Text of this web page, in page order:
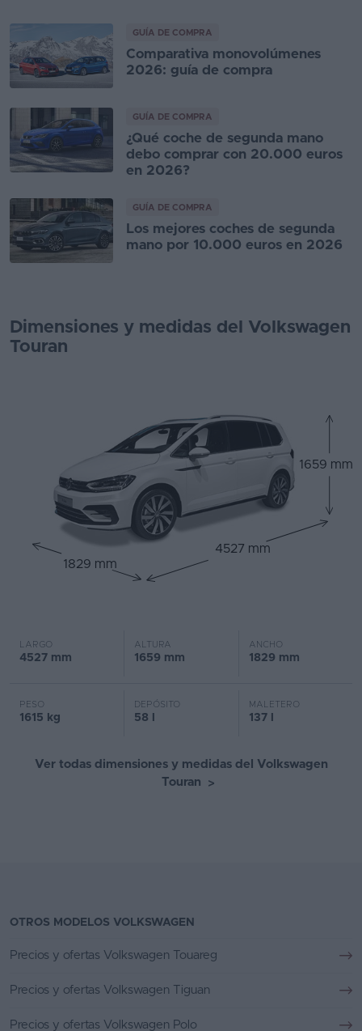
GUÍA DE COMPRA
Comparativa monovolúmenes
2026: guía de compra
GUÍA DE COMPRA
¿Qué coche de segunda mano
debo comprar con 20.000 euros
en 2026?
GUÍA DE COMPRA
Los mejores coches de segunda
mano por 10.000 euros en 2026
Dimensiones y medidas del Volkswagen
Touran
1659 mm
4527 mm
1829 mm
LARGO
4527 mm
ALTURA
1659 mm
ANCHO
1829 mm
PESO
1615 kg
DEPÓSITO
58 l
MALETERO
137 l
Ver todas dimensiones y medidas del Volkswagen
Touran
>
OTROS MODELOS VOLKSWAGEN
Precios y ofertas Volkswagen Touareg
Precios y ofertas Volkswagen Tiguan
Precios y ofertas Volkswagen Polo